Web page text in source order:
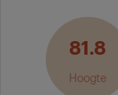
81.8
Hoogte